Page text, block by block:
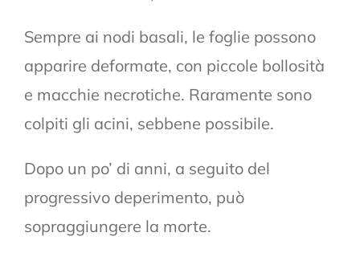
Sempre ai nodi basali, le foglie possono
apparire deformate, con piccole bollosità
e macchie necrotiche. Raramente sono
colpiti gli acini, sebbene possibile.
Dopo un po’ di anni, a seguito del
progressivo deperimento, può
sopraggiungere la morte.